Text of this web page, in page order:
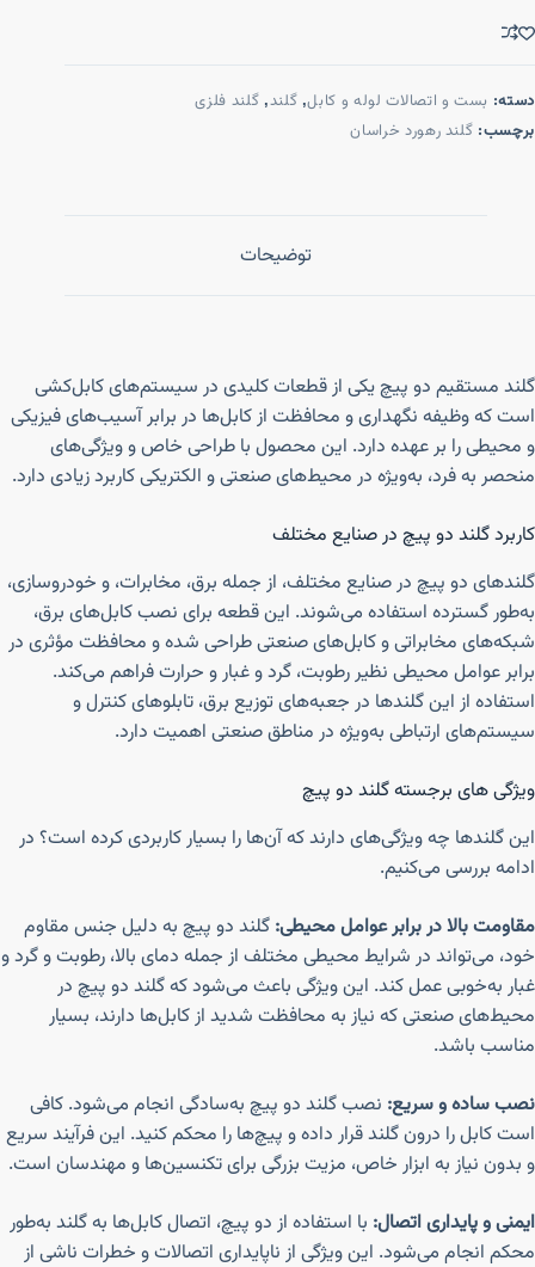
دسته: بست و اتصالات لوله و کابل, گلند, گلند فلزی
برچسب: گلند رهورد خراسان
توضیحات
گلند مستقیم دو پیچ یکی از قطعات کلیدی در سیستم‌های کابل‌کشی
است که وظیفه نگهداری و محافظت از کابل‌ها در برابر آسیب‌های فیزیکی
و محیطی را بر عهده دارد. این محصول با طراحی خاص و ویژگی‌های
منحصر به فرد، به‌ویژه در محیط‌های صنعتی و الکتریکی کاربرد زیادی دارد.
کاربرد گلند دو پیچ در صنایع مختلف
گلندهای دو پیچ در صنایع مختلف، از جمله برق، مخابرات، و خودروسازی،
به‌طور گسترده استفاده می‌شوند. این قطعه برای نصب کابل‌های برق،
شبکه‌های مخابراتی و کابل‌های صنعتی طراحی شده و محافظت مؤثری در
برابر عوامل محیطی نظیر رطوبت، گرد و غبار و حرارت فراهم می‌کند.
استفاده از این گلندها در جعبه‌های توزیع برق، تابلوهای کنترل و
سیستم‌های ارتباطی به‌ویژه در مناطق صنعتی اهمیت دارد.
ویژگی های برجسته گلند دو پیچ
این گلندها چه ویژگی‌های دارند که آن‌ها را بسیار کاربردی کرده است؟ در
ادامه بررسی می‌کنیم.
مقاومت بالا در برابر عوامل محیطی: گلند دو پیچ به دلیل جنس مقاوم
خود، می‌تواند در شرایط محیطی مختلف از جمله دمای بالا، رطوبت و گرد و
غبار به‌خوبی عمل کند. این ویژگی باعث می‌شود که گلند دو پیچ در
محیط‌های صنعتی که نیاز به محافظت شدید از کابل‌ها دارند، بسیار
مناسب باشد.
نصب ساده و سریع: نصب گلند دو پیچ به‌سادگی انجام می‌شود. کافی
است کابل را درون گلند قرار داده و پیچ‌ها را محکم کنید. این فرآیند سریع
و بدون نیاز به ابزار خاص، مزیت بزرگی برای تکنسین‌ها و مهندسان است.
ایمنی و پایداری اتصال: با استفاده از دو پیچ، اتصال کابل‌ها به گلند به‌طور
محکم انجام می‌شود. این ویژگی از ناپایداری اتصالات و خطرات ناشی از